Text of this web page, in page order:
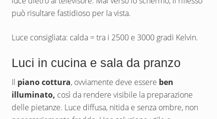
può risultare fastidioso per la vista.
Luce consigliata: calda = tra i 2500 e 3000 gradi Kelvin.
Luci in cucina e sala da pranzo
Il piano cottura, ovviamente deve essere ben
illuminato, così da rendere visibile la preparazione
delle pietanze. Luce diffusa, nitida e senza ombre, non